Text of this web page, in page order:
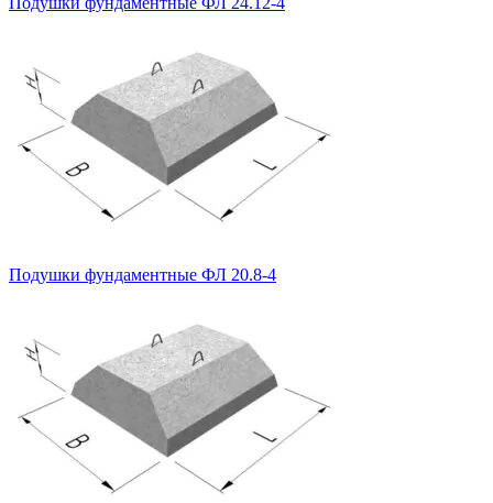
Подушки фундаментные ФЛ 20.8-4